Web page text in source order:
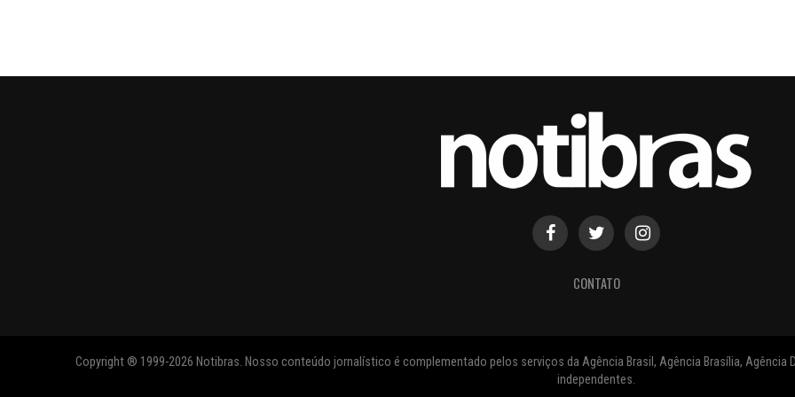
CONTATO
Copyright ® 1999-2026 Notibras. Nosso conteúdo jornalístico é complementado pelos serviços da Agência Brasil, Agência Brasília, Agência
independentes.